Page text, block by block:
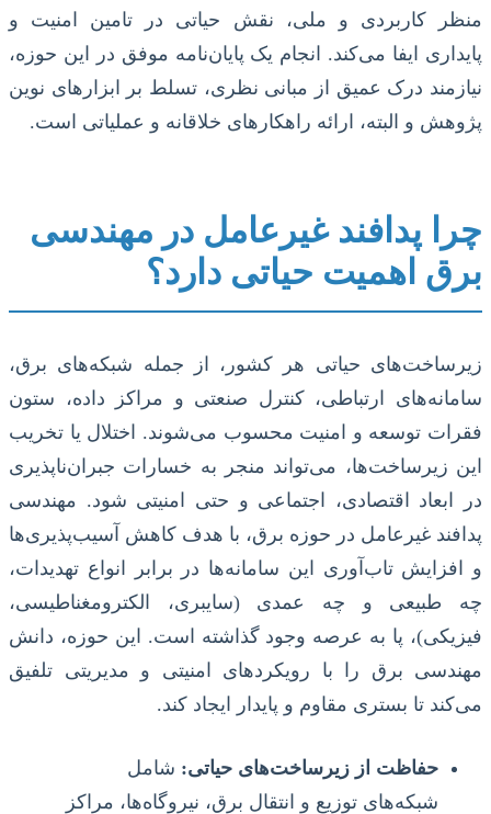
منظر کاربردی و ملی، نقش حیاتی در تامین امنیت و
پایداری ایفا می‌کند. انجام یک پایان‌نامه موفق در این حوزه،
نیازمند درک عمیق از مبانی نظری، تسلط بر ابزارهای نوین
پژوهش و البته، ارائه راهکارهای خلاقانه و عملیاتی است.
چرا پدافند غیرعامل در مهندسی
برق اهمیت حیاتی دارد؟
زیرساخت‌های حیاتی هر کشور، از جمله شبکه‌های برق،
سامانه‌های ارتباطی، کنترل صنعتی و مراکز داده، ستون
فقرات توسعه و امنیت محسوب می‌شوند. اختلال یا تخریب
این زیرساخت‌ها، می‌تواند منجر به خسارات جبران‌ناپذیری
در ابعاد اقتصادی، اجتماعی و حتی امنیتی شود. مهندسی
پدافند غیرعامل در حوزه برق، با هدف کاهش آسیب‌پذیری‌ها
و افزایش تاب‌آوری این سامانه‌ها در برابر انواع تهدیدات،
چه طبیعی و چه عمدی (سایبری، الکترومغناطیسی،
فیزیکی)، پا به عرصه وجود گذاشته است. این حوزه، دانش
مهندسی برق را با رویکردهای امنیتی و مدیریتی تلفیق
می‌کند تا بستری مقاوم و پایدار ایجاد کند.
حفاظت از زیرساخت‌های حیاتی: شامل
شبکه‌های توزیع و انتقال برق، نیروگاه‌ها، مراکز